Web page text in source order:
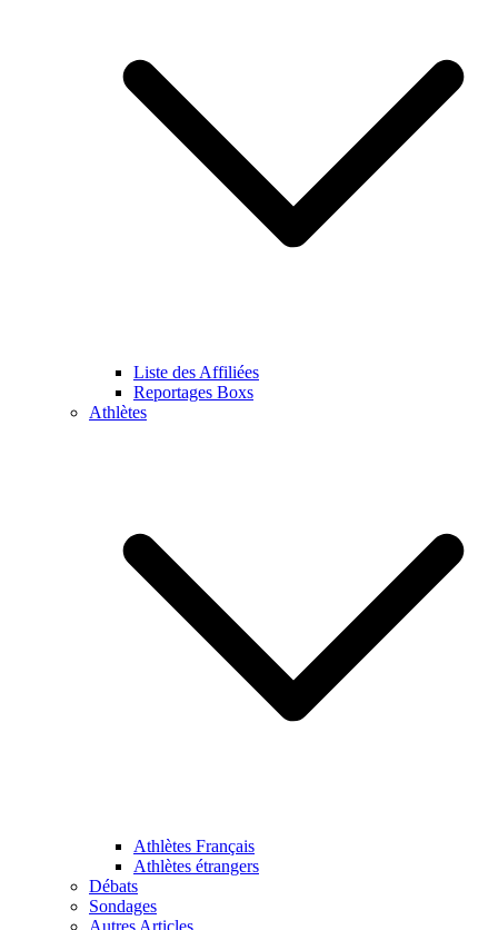
Liste des Affiliées
Reportages Boxs
Athlètes
Athlètes Français
Athlètes étrangers
Débats
Sondages
Autres Articles